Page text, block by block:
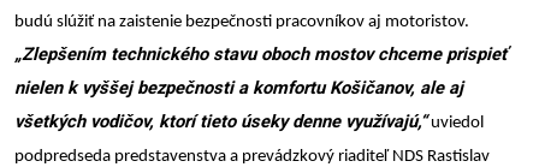
budú slúžiť na zaistenie bezpečnosti pracovníkov aj motoristov.
„Zlepšením technického stavu oboch mostov chceme prispieť
nielen k vyššej bezpečnosti a komfortu Košičanov, ale aj
všetkých vodičov, ktorí tieto úseky denne využívajú,“uviedol
podpredseda predstavenstva a prevádzkový riaditeľ NDS Rastislav